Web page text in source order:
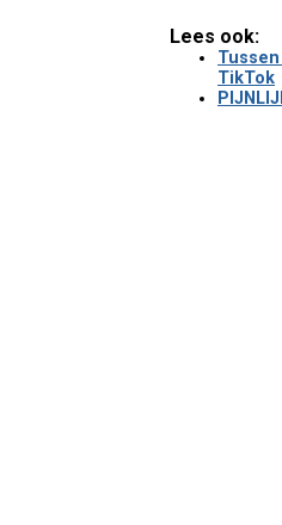
Lees ook:
TikTok